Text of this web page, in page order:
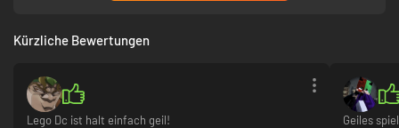
Kürzliche Bewertungen
Lego Dc ist halt einfach geil!
Geiles